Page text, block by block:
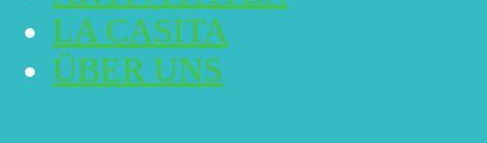
LA CASITA
ÜBER UNS